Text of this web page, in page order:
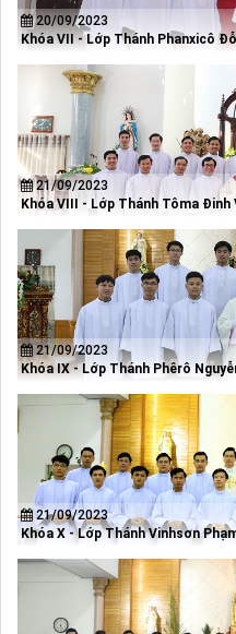
20/09/2023
Khóa VII - Lớp Thánh Phanxicô
21/09/2023
Khóa VIII - Lớp Thánh Tôma Đinh
21/09/2023
Khóa IX - Lớp Thánh Phêrô
21/09/2023
Khóa X - Lớp Thánh Vinhsơn